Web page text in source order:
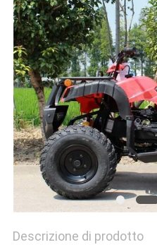
PRIVACY
Descrizione di prodotto